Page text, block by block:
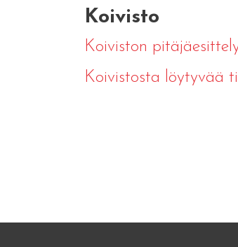
Koivisto
Koiviston
Koivistosta löytyvää